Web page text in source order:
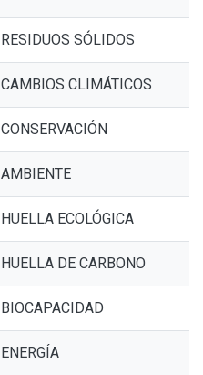
RESIDUOS SÓLIDOS
CAMBIOS CLIMÁTICOS
CONSERVACIÓN
AMBIENTE
HUELLA ECOLÓGICA
HUELLA DE CARBONO
BIOCAPACIDAD
ENERGÍA